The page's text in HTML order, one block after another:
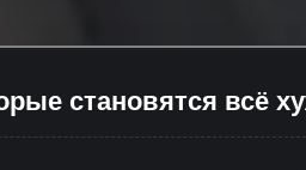
становятся всё